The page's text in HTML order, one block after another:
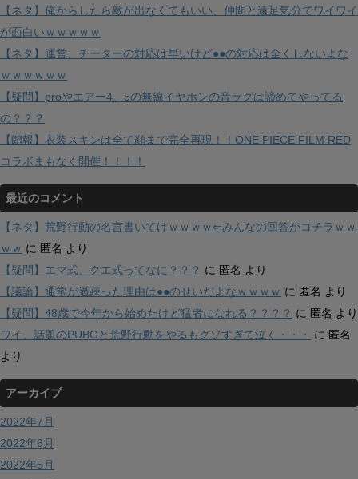
【ネタ】俺からしたら敵が出なくてもいい、仲間と遠足気分でワイワイ
が面白いｗｗｗｗｗ
【ネタ】運営、チーターの対応は早いけど●●の対応は全くしないよな
ｗｗｗｗｗｗ
【疑問】proやエアー4、5の無線イヤホンの音ラグは諦めてやってる
の？？？
【朗報】衣装スキンは全て顔まで完全再現！！ONE PIECE FILM RED
コラボまもなく開催！！！！
最近のコメント
【ネタ】荒野行動の名言書いてけｗｗｗｗ⇐みんなの回答がコチラｗｗ
ｗｗ に 匿名 より
【疑問】エマ式、クエ式ってなに？？？ に 匿名 より
【議論】通常が過疎った理由は●●のせいだよなｗｗｗｗ に 匿名 より
【疑問】48歳で今年から始めたけど猛者になれる？？？？ に 匿名 より
ワイ、話題のPUBGと荒野行動をやるもクソすぎて泣く・・・
に 匿名
より
アーカイブ
2022年7月
2022年6月
2022年5月